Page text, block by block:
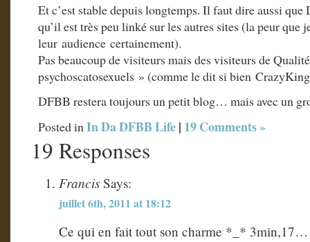
Et c’est stable depuis longtemps. Il faut dire aussi que
qu’il est très peu linké sur les autres sites (la peur que
leur audience certainement).
Pas beaucoup de visiteurs mais des visiteurs de
psychoscatosexuels » (comme le dit si bien
DFBB restera toujours un petit blog… mais avec un
Posted inIn Da DFBB Life| 19 Comments »
19 Responses
Francis Says:
juillet 6th, 2011 at 18:12
Ce qui en fait tout son charme *_*